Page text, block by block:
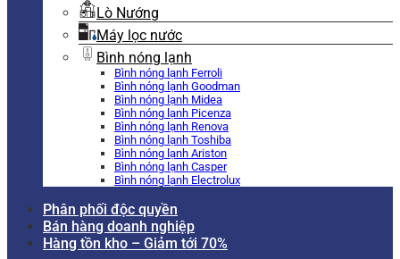
Lò Nướng
Máy lọc nước
Bình nóng lạnh
Bình nóng lạnh Ferroli
Bình nóng lạnh Goodman
Bình nóng lạnh Midea
Bình nóng lạnh Picenza
Bình nóng lạnh Renova
Bình nóng lạnh Toshiba
Bình nóng lạnh Ariston
Bình nóng lạnh Casper
Bình nóng lạnh Electrolux
Phân phối độc quyền
Bán hàng doanh nghiệp
Hàng tồn kho – Giảm tới 70%